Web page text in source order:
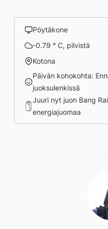
Pöytäkone
-0.79 ° C, pilvistä
Kotona
Päivän kohokohta:
juoksulenkissä
Juuri nyt juon Bang
energiajuomaa